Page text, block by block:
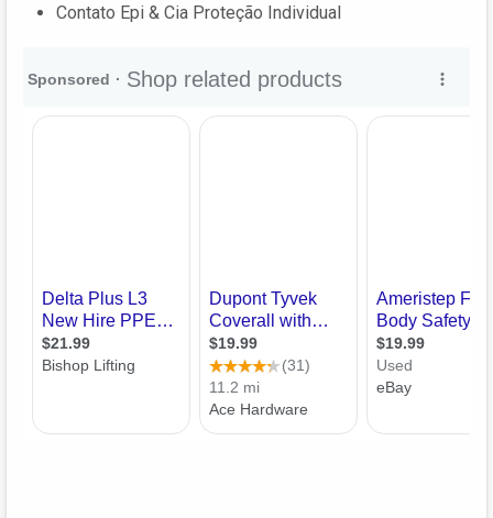
Contato Epi & Cia Proteção Individual